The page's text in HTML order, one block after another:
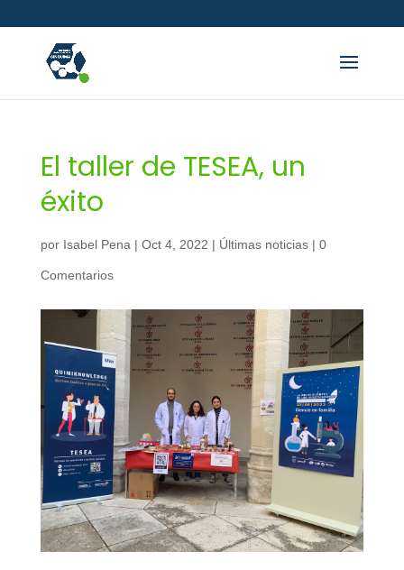
El taller de TESEA, un
éxito
por Isabel Pena | Oct 4, 2022 | Últimas noticias| 0
Comentarios